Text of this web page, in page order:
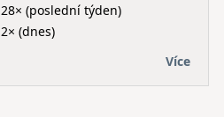
28× (poslední týden)
2× (dnes)
Více